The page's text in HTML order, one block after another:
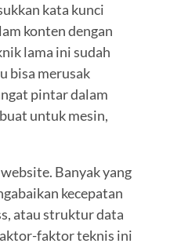
kata kunci
konten dengan
lama ini sudah
bisa merusak
pintar dalam
untuk mesin,
Banyak yang
kecepatan
atau struktur data
faktor teknis ini